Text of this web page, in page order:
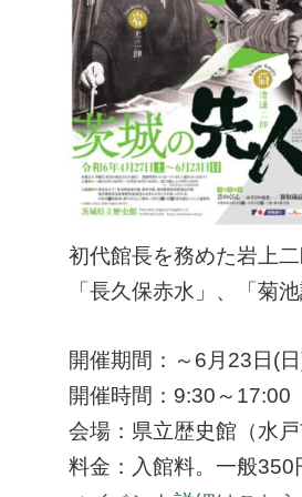
初代館長を務めた岩上
「長久保赤水」、「菊
開催期間：～6月23日(
開催時間：9:30～17:00
会場：県立歴史館（水戸
料金：入館料。一般